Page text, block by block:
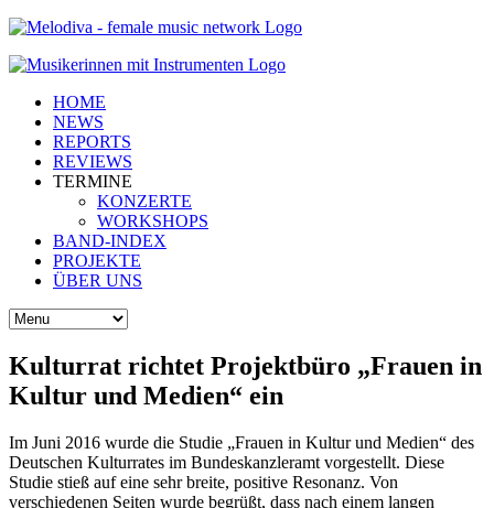
HOME
NEWS
REPORTS
REVIEWS
TERMINE
KONZERTE
WORKSHOPS
BAND-INDEX
PROJEKTE
ÜBER UNS
Kulturrat richtet Projektbüro „Frauen in
Kultur und Medien“ ein
Im Juni 2016 wurde die Studie „Frauen in Kultur und Medien“ des
Deutschen Kulturrates im Bundeskanzleramt vorgestellt. Diese
Studie stieß auf eine sehr breite, positive Resonanz. Von
verschiedenen Seiten wurde begrüßt, dass nach einem langen